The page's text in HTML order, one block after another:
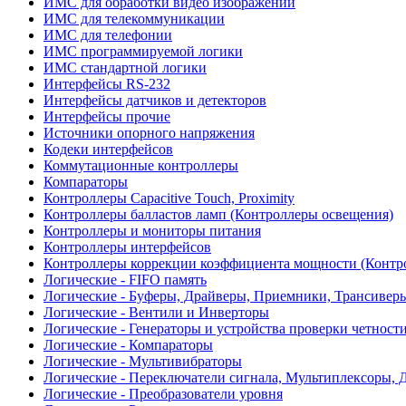
ИМС для телекоммуникации
ИМС для телефонии
ИМС программируемой логики
ИМС стандартной логики
Интерфейсы RS-232
Интерфейсы датчиков и детекторов
Интерфейсы прочие
Источники опорного напряжения
Кодеки интерфейсов
Коммутационные контроллеры
Компараторы
Контроллеры Capacitive Touch, Proximity
Контроллеры балластов ламп (Контроллеры освещения)
Контроллеры и мониторы питания
Контроллеры интерфейсов
Контроллеры коррекции коэффициента мощности
Логические - FIFO память
Логические - Буферы, Драйверы, Приемники,
Логические - Вентили и Инверторы
Логические - Генераторы и устройства проверки четности
Логические - Компараторы
Логические - Мультивибраторы
Логические - Переключатели сигнала, Мультиплексоры,
Логические - Преобразователи уровня